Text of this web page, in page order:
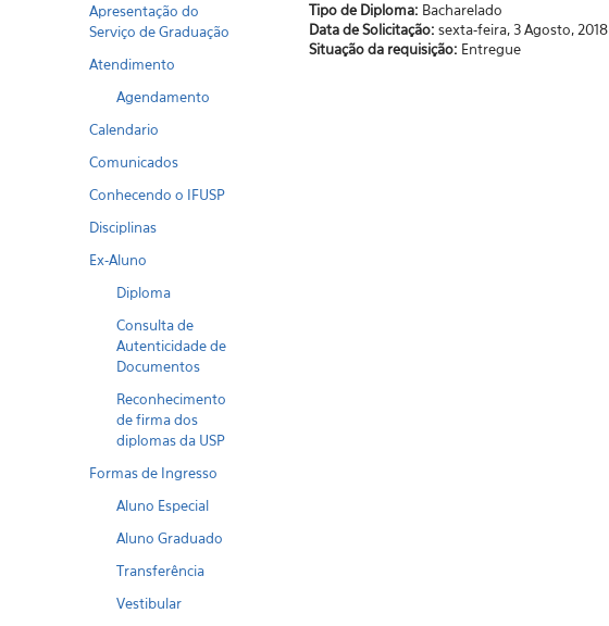
Apresentação do
Serviço de Graduação
Atendimento
Agendamento
Calendario
Comunicados
Conhecendo o IFUSP
Disciplinas
Ex-Aluno
Diploma
Consulta de
Autenticidade de
Documentos
Reconhecimento
de firma dos
diplomas da USP
Formas de Ingresso
Aluno Especial
Aluno Graduado
Transferência
Vestibular
Tipo de Diploma: Bacharelado
Data de Solicitação: sexta-feira, 3 Agosto, 2018
Situação da requisição: Entregue